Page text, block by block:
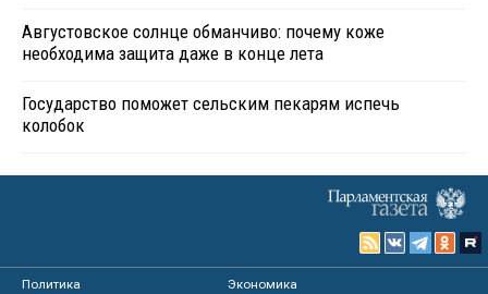
Августовское солнце обманчиво: почему коже
необходима защита даже в конце лета
Государство поможет сельским пекарям испечь
колобок
Политика
Экономика